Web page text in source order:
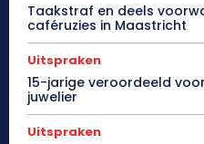
Taakstraf en deels
caféruzies in Maastricht
Uitspraken
15-jarige veroordeeld
juwelier
Uitspraken